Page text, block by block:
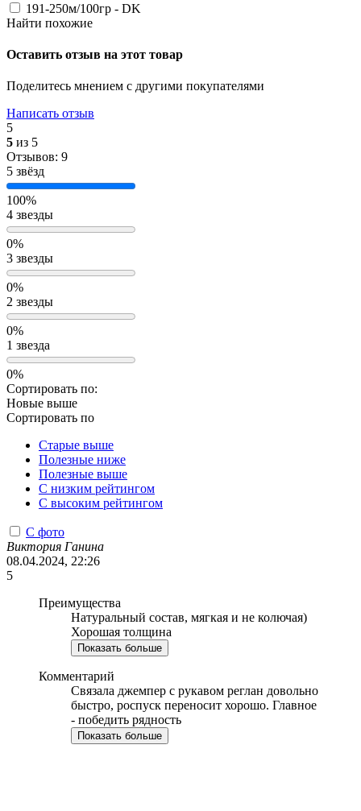
191-250м/100гр - DK
Найти похожие
Оставить отзыв на этот товар
Поделитесь мнением с другими покупателями
Написать отзыв
5
5 из 5
Отзывов: 9
5 звёзд
100%
4 звезды
0%
3 звезды
0%
2 звезды
0%
1 звезда
0%
Сортировать по:
Новые выше
Сортировать по
Старые выше
Полезные ниже
Полезные выше
С низким рейтингом
C высоким рейтингом
С фото
Виктория Ганина
08.04.2024, 22:26
5
Преимущества
Натуральный состав, мягкая и не колючая)
Хорошая толщина
Показать больше
Комментарий
Связала джемпер с рукавом реглан довольно
быстро, роспуск переносит хорошо. Главное
- победить рядность
Показать больше